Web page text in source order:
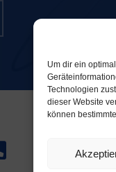
Um dir ein
Technologien
dieser Website
können